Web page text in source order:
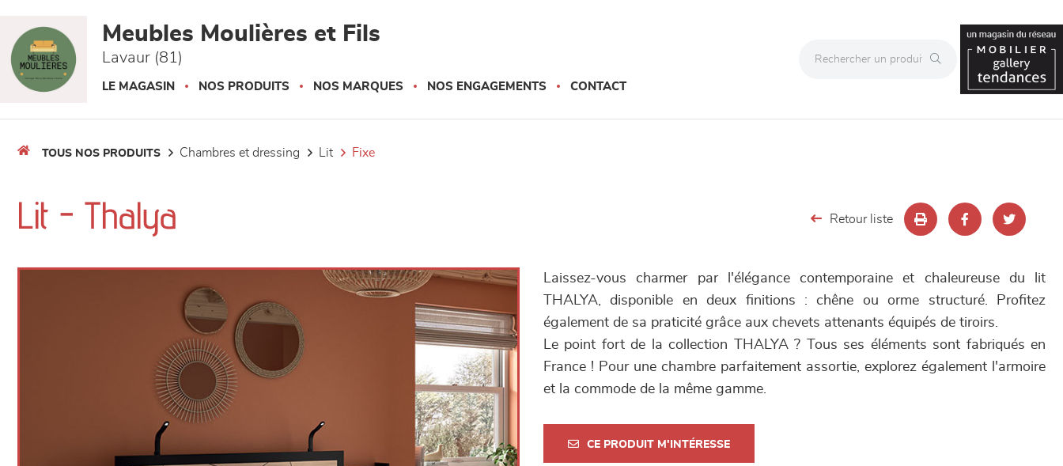
Meubles Moulières et Fils
Lavaur (81)
LE MAGASIN NOS PRODUITS NOS MARQUES NOS ENGAGEMENTS CONTACT
TOUS NOS PRODUITS chambres et dressing lit fixe
Lit - Thalya Retour liste
Laissez-vous charmer par l'élégance contemporaine et chaleureuse du lit
THALYA, disponible en deux finitions : chêne ou orme structuré. Profitez
également de sa praticité grâce aux chevets attenants équipés de tiroirs.
Le point fort de la collection THALYA ? Tous ses éléments sont fabriqués en
France ! Pour une chambre parfaitement assortie, explorez également l'armoire
et la commode de la même gamme.
CE PRODUIT M'INTÉRESSE